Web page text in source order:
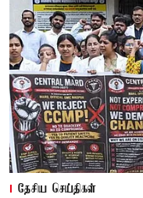
தேசிய செய்திகள்